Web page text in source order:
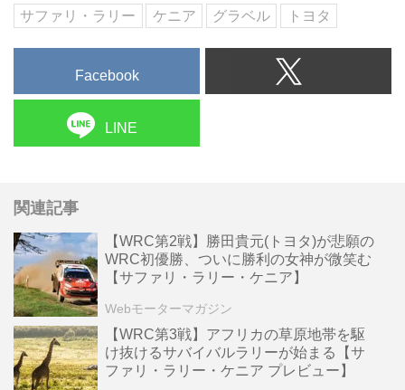
サファリ・ラリー
ケニア グラベル トヨタ
Facebook
LINE
関連記事
【WRC第2戦】勝田貴元(トヨタ)が悲願の
WRC初優勝、ついに勝利の女神が微笑む
【サファリ・ラリー・ケニア】
Webモーターマガジン
【WRC第3戦】アフリカの草原地帯を駆
け抜けるサバイバルラリーが始まる【サ
ファリ・ラリー・ケニア プレビュー】